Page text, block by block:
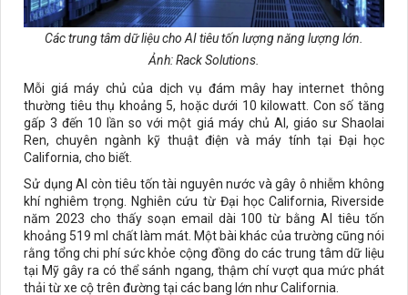
Các trung tâm dữ liệu cho AI tiêu tốn lượng năng lượng lớn.
Ảnh: Rack Solutions.
Mỗi giá máy chủ của dịch vụ đám mây hay internet thông
thường tiêu thụ khoảng 5, hoặc dưới 10 kilowatt. Con số tăng
gấp 3 đến 10 lần so với một giá máy chủ AI, giáo sư Shaolai
Ren, chuyên ngành kỹ thuật điện và máy tính tại Đại học
California, cho biết.
Sử dụng AI còn tiêu tốn tài nguyên nước và gây ô nhiễm không
khí nghiêm trọng. Nghiên cứu từ Đại học California, Riverside
năm 2023 cho thấy soạn email dài 100 từ bằng AI tiêu tốn
khoảng 519 ml chất làm mát. Một bài khác của trường cũng nói
rằng tổng chi phí sức khỏe cộng đồng do các trung tâm dữ liệu
tại Mỹ gây ra có thể sánh ngang, thậm chí vượt qua mức phát
thải từ xe cộ trên đường tại các bang lớn như California.